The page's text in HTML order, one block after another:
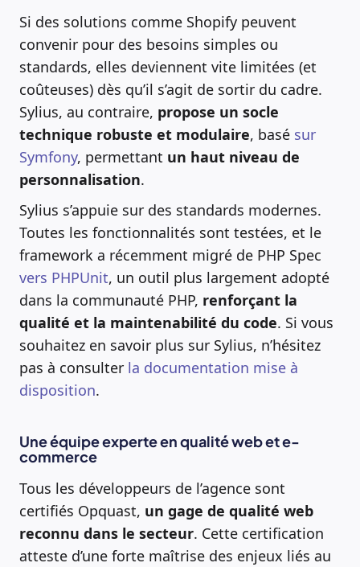
Si des solutions comme Shopify peuvent
convenir pour des besoins simples ou
standards, elles deviennent vite limitées (et
coûteuses) dès qu’il s’agit de sortir du cadre.
Sylius, au contraire, propose un socle
technique robuste et modulaire, basé sur
Symfony, permettant un haut niveau de
personnalisation.
Sylius s’appuie sur des standards modernes.
Toutes les fonctionnalités sont testées, et le
framework a récemment migré de PHP Spec
vers PHPUnit, un outil plus largement adopté
dans la communauté PHP, renforçant la
qualité et la maintenabilité du code. Si vous
souhaitez en savoir plus sur Sylius, n’hésitez
pas à consulter la documentation mise à
disposition.
Une équipe experte en qualité web et e-
commerce
Tous les développeurs de l’agence sont
certifiés Opquast, un gage de qualité web
reconnu dans le secteur. Cette certification
atteste d’une forte maîtrise des enjeux liés au